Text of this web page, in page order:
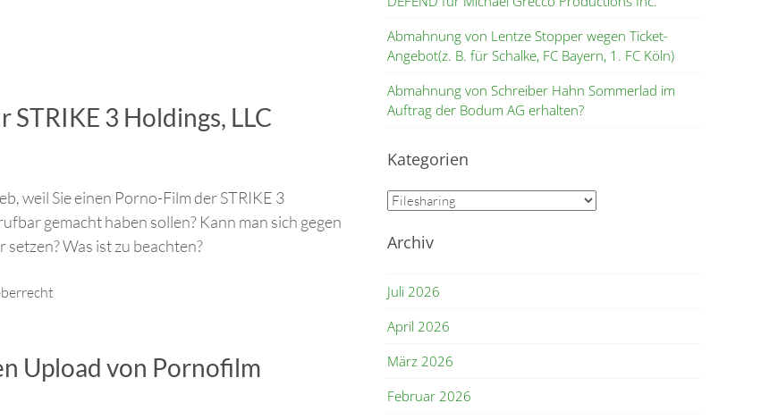
3 Holdings, LLC
weil Sie einen Porno-Film der STRIKE 3
gemacht haben sollen? Kann man sich gegen
Was ist zu beachten?
Upload von Pornofilm
Abmahnung von Lentze Stopper wegen Ticket-
Angebot(z. B. für Schalke, FC Bayern, 1. FC Köln)
Abmahnung von Schreiber Hahn Sommerlad im
Auftrag der Bodum AG erhalten?
Kategorien
Kategorien
Archiv
Juli 2026
April 2026
März 2026
Februar 2026